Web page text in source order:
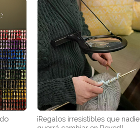
¡Regalos irresistibles que nadie